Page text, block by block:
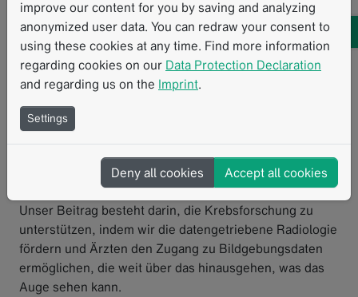
Wir tragen die Farbe Rosa, um alle Betroffenen von
Brustkrebs zu unterstützen. Du bist stark, du bist
schön, du bist tapfer, und du bist nicht allein!
Wir tragen die Farbe Rosa, um all die großartigen
Softwareentwickler:innen, Sozialarbeiter:innen, und
Aktivist:innen zu ehren, die auf so vielfältige Weise zum
weltweiten Kampf gegen diese Krankheit beitragen.
Auch wir als Unternehmen tragen zu diesem Kampf bei.
Unser Beitrag besteht darin, die Krebsforschung zu
unterstützen, indem wir die datengetriebene Radiologie
fördern und Ärzten den Zugang zu Bildgebungsdaten
ermöglichen, die weit über das hinausgehen, was das
Auge sehen kann.
improve our content for you by saving and analyzing
anonymized user data. You can redraw your consent to
using these cookies at any time. Find more information
regarding cookies on our Data Protection Declaration
and regarding us on the Imprint.
Settings
Deny all cookies Accept all cookies